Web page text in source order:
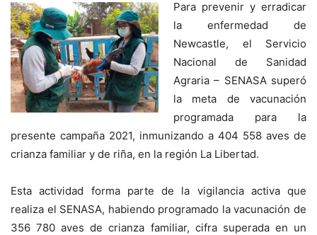
Para prevenir y erradicar
la enfermedad de
Newcastle, el Servicio
Nacional de Sanidad
Agraria – SENASA superó
la meta de vacunación
programada para la
presente campaña 2021, inmunizando a 404 558 aves de
crianza familiar y de riña, en la región La Libertad.
Esta actividad forma parte de la vigilancia activa que
realiza el SENASA, habiendo programado la vacunación de
356 780 aves de crianza familiar, cifra superada en un